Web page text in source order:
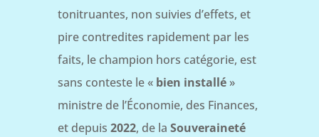
tonitruantes, non suivies d’effets, et
pire contredites rapidement par les
faits, le champion hors catégorie, est
sans conteste le « bien installé»
ministre de l’Économie, des Finances,
et depuis 2022, de la Souveraineté